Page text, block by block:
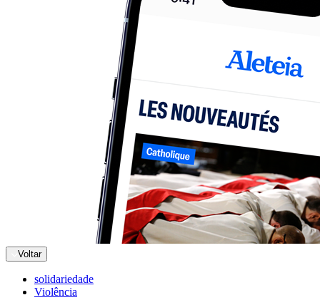
Voltar
solidariedade
Violência